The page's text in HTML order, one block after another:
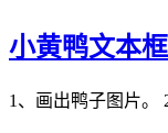
小黄鸭文本
1、画出鸭子图片。